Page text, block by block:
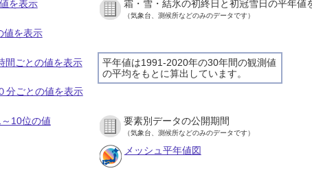
を表示 霜・雪・結氷の初終日と初冠雪日の平年値
（気象台、測候所などのみのデータです）
値を表示
平年値は1991-2020年の30年間の観測値
の平均をもとに算出しています。
間ごとの値を表示
分ごとの値を表示
10位の値 要素別データの公開期間
（気象台、測候所などのみのデータです）
メッシュ平年値図